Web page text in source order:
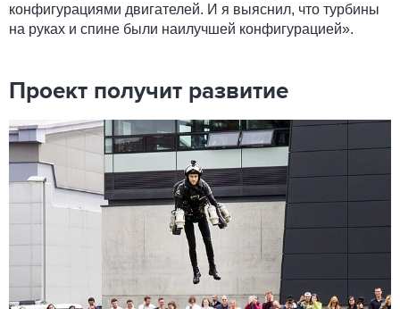
конфигурациями двигателей. И я выяснил, что турбины
на руках и спине были наилучшей конфигурацией».
Проект получит развитие